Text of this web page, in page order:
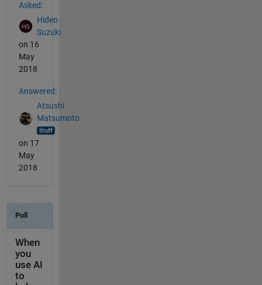
Asked:
Hideo
Suzuki
on 16
May
2018
Answered:
Atsushi
Matsumoto
on 17
May
2018